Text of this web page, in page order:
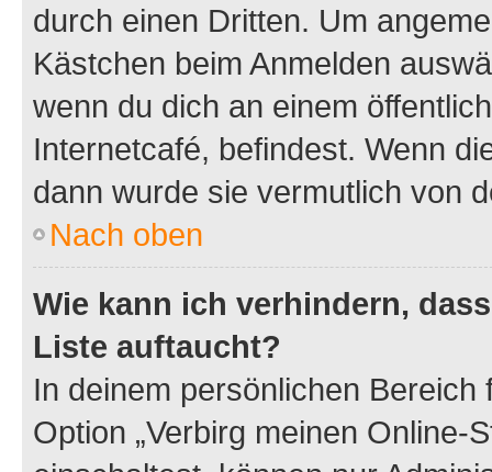
durch einen Dritten. Um
Kästchen beim Anmelden
wenn du dich an einem
Internetcafé, befindest. Wenn
dann wurde sie vermutlich von
Nach oben
Wie kann ich verhindern,
Liste auftaucht?
In deinem persönlichen
Option „Verbirg meinen Online-